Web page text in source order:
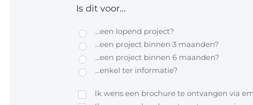
Is dit voor...
...een lopend project?
...een project binnen 3 maanden?
...een project binnen 6 maanden?
...enkel ter informatie?
Ik wens een brochure te ontvangen via